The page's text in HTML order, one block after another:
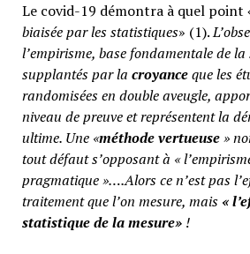
Le covid-19 démontra à quel point
biaisée par les statistiques» (1).
l’empirisme, base fondamentale de la
supplantés par la croyanceque les
randomisées en double aveugle,
niveau de preuve et représentent la
ultime. Une «méthode vertueuse»
tout défaut s’opposant à «
pragmatique »….Alors ce n’est pas
traitement que l’on mesure, mais «
statistique de la mesure» !